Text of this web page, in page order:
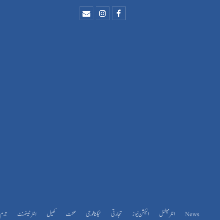
News انٹرنیشنل الیکشن نیوز تجارتی ٹیکنالوجی صحت کھیل انٹرٹینمنٹ